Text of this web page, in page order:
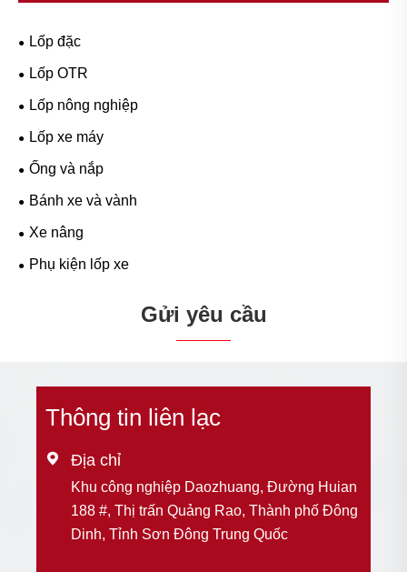
Lốp đặc
Lốp OTR
Lốp nông nghiệp
Lốp xe máy
Ống và nắp
Bánh xe và vành
Xe nâng
Phụ kiện lốp xe
Gửi yêu cầu
Thông tin liên lạc
 Địa chỉ
Khu công nghiệp Daozhuang, Đường Huian
188 #, Thị trấn Quảng Rao, Thành phố Đông
Dinh, Tỉnh Sơn Đông Trung Quốc